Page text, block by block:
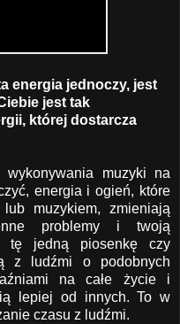
energia jednoczy, jest
jest tak
której dostarcza
muzyki na
energia i ogień, które
lub muzykiem, zmieniają
problemy i twoją
tę jedną piosenkę czy
z ludźmi o podobnych
na całe życie i
lepiej od innych. To w
czasu z ludźmi.